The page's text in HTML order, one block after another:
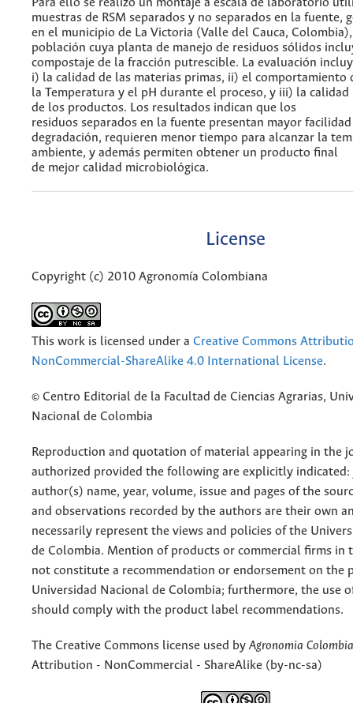
Para ello se realizó un montaje a escala de laboratorio
muestras de RSM separados y no separados en la fuente,
en el municipio de La Victoria (Valle del Cauca, Colombia),
población cuya planta de manejo de residuos sólidos
compostaje de la fracción putrescible. La evaluación
i) la calidad de las materias primas, ii) el comportamiento
la Temperatura y el pH durante el proceso, y iii) la
de los productos. Los resultados indican que los
residuos separados en la fuente presentan mayor
degradación, requieren menor tiempo para alcanzar la
ambiente, y además permiten obtener un producto final
de mejor calidad microbiológica.
License
Copyright (c) 2010 Agronomía Colombiana
This work is licensed under a Creative Commons
NonCommercial-ShareAlike 4.0 International License.
© Centro Editorial de la Facultad de Ciencias Agrarias,
Nacional de Colombia
Reproduction and quotation of material appearing in the
authorized provided the following are explicitly indicated:
author(s) name, year, volume, issue and pages of the
and observations recorded by the authors are their own
necessarily represent the views and policies of the
de Colombia. Mention of products or commercial firms in
not constitute a recommendation or endorsement on the
Universidad Nacional de Colombia; furthermore, the use
should comply with the product label recommendations.
The Creative Commons license used by Agronomia
Attribution - NonCommercial - ShareAlike (by-nc-sa)